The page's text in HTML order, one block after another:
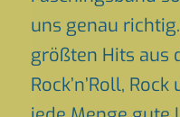
uns genau
größten Hits aus
Rock’n’Roll,